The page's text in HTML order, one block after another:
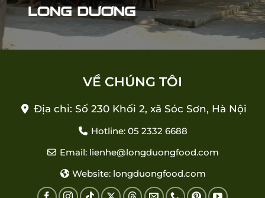
VỀ CHÚNG TÔI
Địa chỉ: Số 230 Khối 2, xã Sóc Sơn, Hà Nội
Hotline: 05 2332 6688
Email: lienhe@longduongfood.com
Website: longduongfood.com